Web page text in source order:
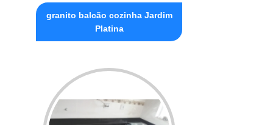
granito balcão cozinha Jardim
Platina